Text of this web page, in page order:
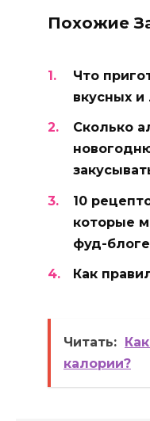
Похожие
Что
вкусных и
Сколько
10
которые
фуд-
Как
Читать:
калории?